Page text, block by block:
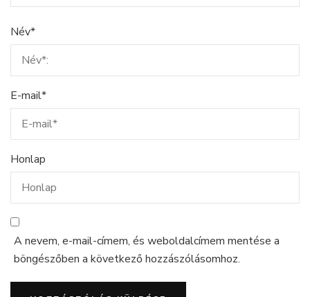
Név*
E-mail*
Honlap
A nevem, e-mail-címem, és weboldalcímem mentése a
böngészőben a következő hozzászólásomhoz.